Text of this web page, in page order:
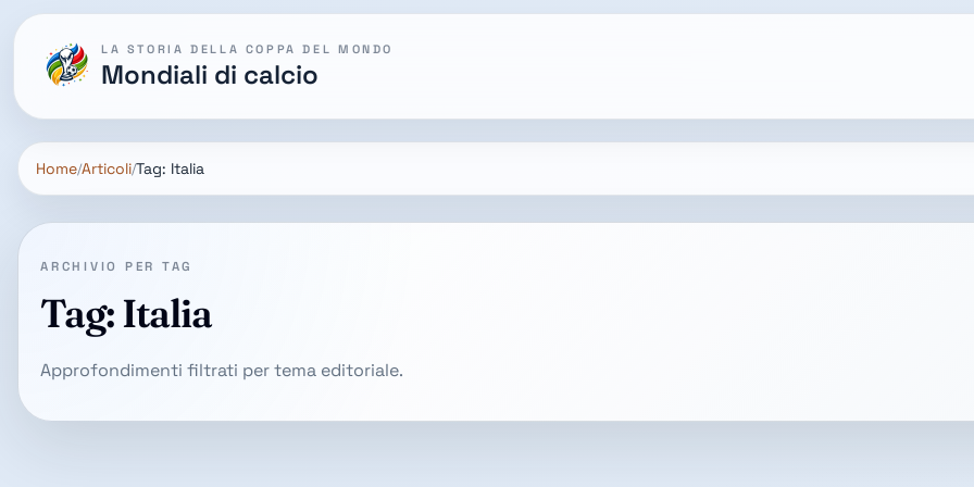
LA STORIA DELLA COPPA DEL MONDO
Mondiali di calcio
Home Articoli Tag: Italia
ARCHIVIO PER TAG
Tag: Italia
Approfondimenti filtrati per tema editoriale.